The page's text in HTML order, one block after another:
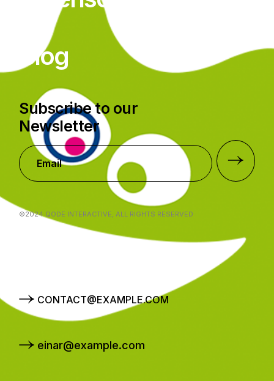
Blog
Subscribe to our
Newsletter
©2024 QODE INTERACTIVE , ALL RIGHTS RESERVED
CONTACT@EXAMPLE.COM
einar@example.com